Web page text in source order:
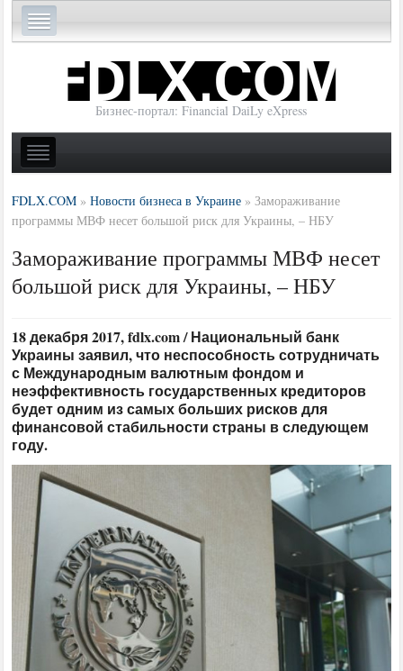
Бизнес-портал: Financial DaiLy eXpress
FDLX.COM »Новости бизнеса в Украине »Замораживание
программы МВФ несет большой риск для Украины, – НБУ
Замораживание программы МВФ несет
большой риск для Украины, – НБУ
18 декабря 2017, fdlx.com / Национальный банк
Украины заявил, что неспособность сотрудничать
с Международным валютным фондом и
неэффективность государственных кредиторов
будет одним из самых больших рисков для
финансовой стабильности страны в следующем
году.